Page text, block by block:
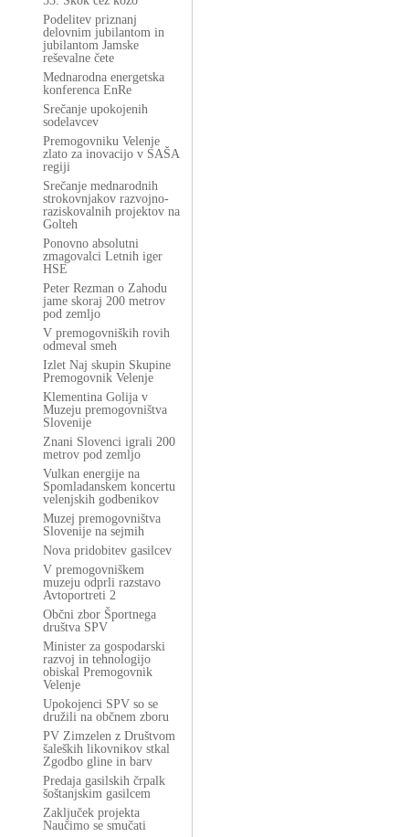
Podelitev priznanj
delovnim jubilantom in
jubilantom Jamske
reševalne čete
Mednarodna energetska
konferenca EnRe
Srečanje upokojenih
sodelavcev
Premogovniku Velenje
zlato za inovacijo v SAŠA
regiji
Srečanje mednarodnih
strokovnjakov razvojno-
raziskovalnih projektov na
Golteh
Ponovno absolutni
zmagovalci Letnih iger
HSE
Peter Rezman o Zahodu
jame skoraj 200 metrov
pod zemljo
V premogovniških rovih
odmeval smeh
Izlet Naj skupin Skupine
Premogovnik Velenje
Klementina Golija v
Muzeju premogovništva
Slovenije
Znani Slovenci igrali 200
metrov pod zemljo
Vulkan energije na
Spomladanskem koncertu
velenjskih godbenikov
Muzej premogovništva
Slovenije na sejmih
Nova pridobitev gasilcev
V premogovniškem
muzeju odprli razstavo
Avtoportreti 2
Občni zbor Športnega
društva SPV
Minister za gospodarski
razvoj in tehnologijo
obiskal Premogovnik
Velenje
Upokojenci SPV so se
družili na občnem zboru
PV Zimzelen z Društvom
šaleških likovnikov stkal
Zgodbo gline in barv
Predaja gasilskih črpalk
šoštanjskim gasilcem
Zaključek projekta
Naučimo se smučati